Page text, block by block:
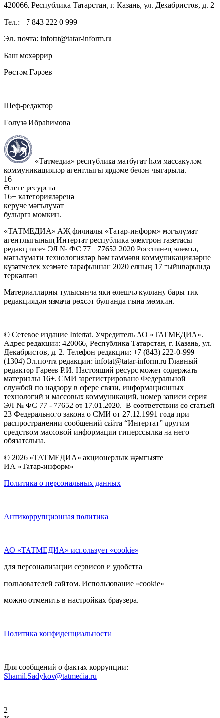
420066, Республика Татарстан, г. Казань, ул. Декабристов, д. 2
Тел.: +7 843 222 0 999
Эл. почта: infotat@tatar-inform.ru
Баш мөхәррир
Рөстәм Гәрәев
Шеф-редактор
Гөлүзә Ибраһимова
«Татмедиа» республика матбугат һәм массакүләм
коммуникацияләр агентлыгы ярдәме белән чыгарыла.
16+
Әлеге ресурста
16+ категорияләренә
керүче мәгълүмат
булырга мөмкин.
«ТАТМЕДИА» АҖ филиалы «Татар-информ» мәгълүмат
агентлыгының Интертат республика электрон газетасы
редакциясе» ЭЛ № ФС 77 - 77652 2020 Россиянең элемтә,
мәгълүмати технологияләр һәм гаммәви коммуникацияләрне
күзәтчелек хезмәте тарафыннан 2020 елның 17 гыйнварында
теркәлгән
Материалларны тулысынча яки өлешчә куллану бары тик
редакциядән язмача рөхсәт булганда гына мөмкин.
© Сетевое издание Intertat. Учредитель АО «ТАТМЕДИА».
Адрес редакции: 420066, Республика Татарстан, г. Казань, ул.
Декабристов, д. 2. Телефон редакции: +7 (843) 222-0-999
(1304) Эл.почта редакции: infotat@tatar-inform.ru Главный
редактор Гареев Р.И. Настоящий ресурс может содержать
материалы 16+. СМИ зарегистрировано Федеральной
службой по надзору в сфере связи, информационных
технологий и массовых коммуникаций, номер записи серия
ЭЛ № ФС 77 - 77652 от 17.01.2020. В соответствии со статьей
23 Федерального закона о СМИ от 27.12.1991 года при
распространении сообщений сайта “Интертат” другим
средством массовой информации гиперссылка на него
обязательна.
© 2026 «ТАТМЕДИА» акционерлык җәмгыяте
ИА «Татар-информ»
Политика о персональных данных
Антикоррупционная политика
АО «ТАТМЕДИА» использует «cookie»
для персонализации сервисов и удобства
пользователей сайтом. Использование «cookie»
можно отменить в настройках браузера.
Политика конфиденциальности
Для сообщений о фактах коррупции:
Shamil.Sadykov@tatmedia.ru
2